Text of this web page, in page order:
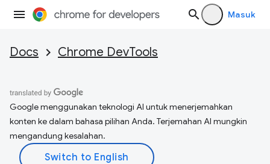
Masuk
Docs Chrome DevTools
Google menggunakan teknologi AI untuk menerjemahkan
konten ke dalam bahasa pilihan Anda. Terjemahan AI mungkin
mengandung kesalahan.